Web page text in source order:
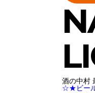
酒の中村
☆★ビー